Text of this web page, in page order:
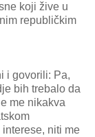
koji žive u
republičkim
i govorili: Pa,
bih trebalo da
me nikakva
niti me